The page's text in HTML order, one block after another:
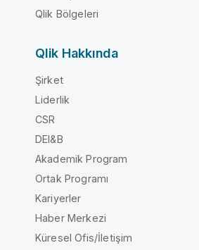
Qlik Bölgeleri
Qlik Hakkında
Şirket
Liderlik
CSR
DEI&B
Akademik Program
Ortak Programı
Kariyerler
Haber Merkezi
Küresel Ofis/İletişim